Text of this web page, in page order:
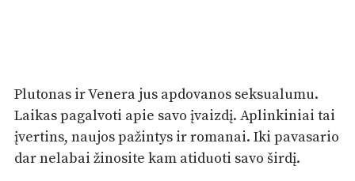
Plutonas ir Venera jus apdovanos seksualumu.
Laikas pagalvoti apie savo įvaizdį. Aplinkiniai tai
įvertins, naujos pažintys ir romanai. Iki pavasario
dar nelabai žinosite kam atiduoti savo širdį.